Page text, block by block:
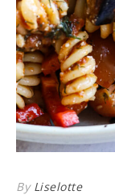
By Liselotte